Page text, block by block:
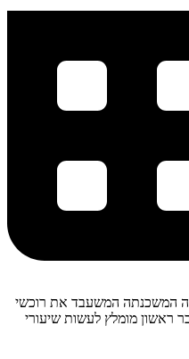
המשכנתה המשעבד את רוכשי
. 1.סקר שוק -דבר ראשון מומלץ לעשות שיעורי